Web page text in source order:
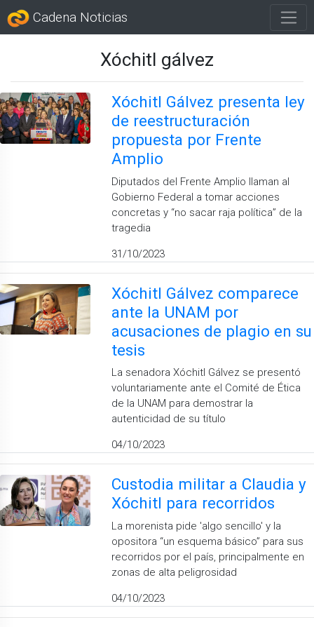
Cadena Noticias
Xóchitl gálvez
Xóchitl Gálvez presenta ley
de reestructuración
propuesta por Frente
Amplio
Diputados del Frente Amplio llaman al
Gobierno Federal a tomar acciones
concretas y “no sacar raja política” de la
tragedia
31/10/2023
Xóchitl Gálvez comparece
ante la UNAM por
acusaciones de plagio en su
tesis
La senadora Xóchitl Gálvez se presentó
voluntariamente ante el Comité de Ética
de la UNAM para demostrar la
autenticidad de su título
04/10/2023
Custodia militar a Claudia y
Xóchitl para recorridos
La morenista pide 'algo sencillo' y la
opositora “un esquema básico” para sus
recorridos por el país, principalmente en
zonas de alta peligrosidad
04/10/2023